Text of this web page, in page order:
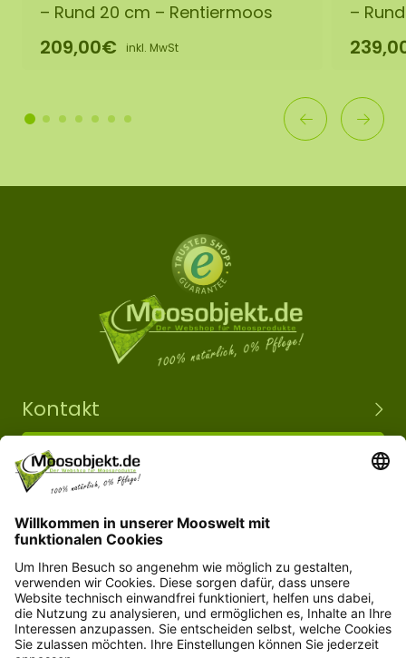
– Rund 20 cm – Rentiermoos
209,00€ inkl. MwSt
–
Kontakt
info@moosobjekt.de
Versand in ganz Deutschland und Österreich.
Kundenservice